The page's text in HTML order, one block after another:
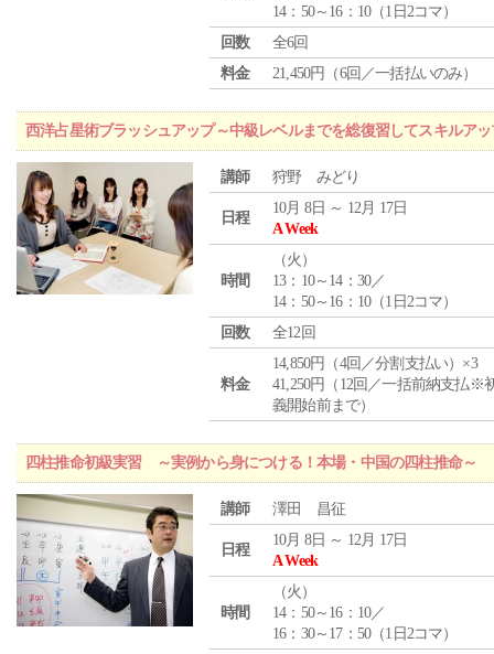
14：50～16：10（1日2コマ）
回数
全6回
料金
21,450円（6回／一括払いのみ）
西洋占星術ブラッシュアップ～中級レベルまでを総復習してスキルア
講師 狩野 みどり
日程
10月 8日 ～ 12月 17日
A Week
時間
（火 ）
13：10～14：30／
14：50～16：10（1日2コマ）
回数
全12回
料金
14,850円（4回／分割支払い）×3
41,250円（12回／一括前納支払※
義開始前まで）
四柱推命初級実習 ～実例から身につける！本場・中国の四柱推命～
講師 澤田 昌征
日程
10月 8日 ～ 12月 17日
A Week
時間
（火 ）
14：50～16：10／
16：30～17：50（1日2コマ）